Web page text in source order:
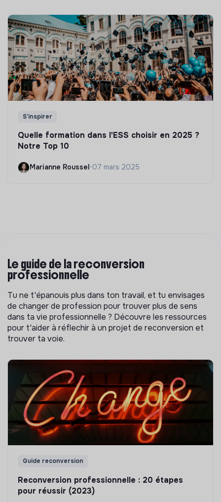
S'inspirer
Quelle formation dans l'ESS choisir en 2025 ?
Notre Top 10
Marianne Roussel •07 mars 2025
Le guide de la reconversion
professionnelle
Tu ne t'épanouis plus dans ton travail, et tu envisages
de changer de profession pour trouver plus de sens
dans ta vie professionnelle ? Découvre les ressources
pour t'aider à réflechir à un projet de reconversion et
trouver ta voie.
Guide reconversion
Reconversion professionnelle : 20 étapes
pour réussir (2023)